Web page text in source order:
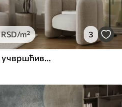
RSD/m² 3
Некретнине, прозор и учвршћивање